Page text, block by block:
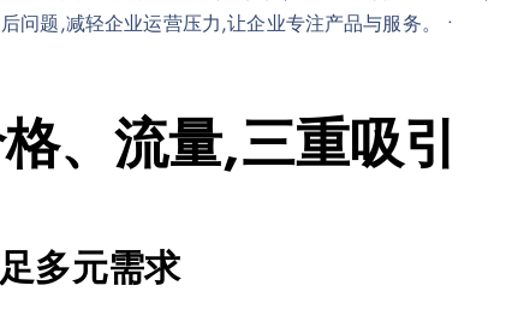
问题,减轻企业运营压力,让企业专注产品与服务。 •
、流量,三重吸引
多元需求